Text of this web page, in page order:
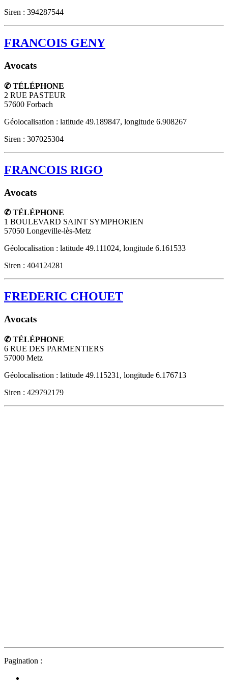
Siren : 394287544
FRANCOIS GENY
Avocats
✆ TÉLÉPHONE
2 RUE PASTEUR
57600 Forbach
Géolocalisation : latitude 49.189847, longitude 6.908267
Siren : 307025304
FRANCOIS RIGO
Avocats
✆ TÉLÉPHONE
1 BOULEVARD SAINT SYMPHORIEN
57050 Longeville-lès-Metz
Géolocalisation : latitude 49.111024, longitude 6.161533
Siren : 404124281
FREDERIC CHOUET
Avocats
✆ TÉLÉPHONE
6 RUE DES PARMENTIERS
57000 Metz
Géolocalisation : latitude 49.115231, longitude 6.176713
Siren : 429792179
Pagination :